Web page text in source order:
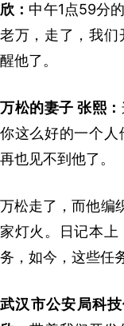
欣： 中午1点59分
老万，走了，我们
醒他了。
万松的妻子 张熙：
你这么好的一个
再也见不到他了。
万松走了，而他编
家灯火。日记本
务，如今，这些任
武汉市公安局科